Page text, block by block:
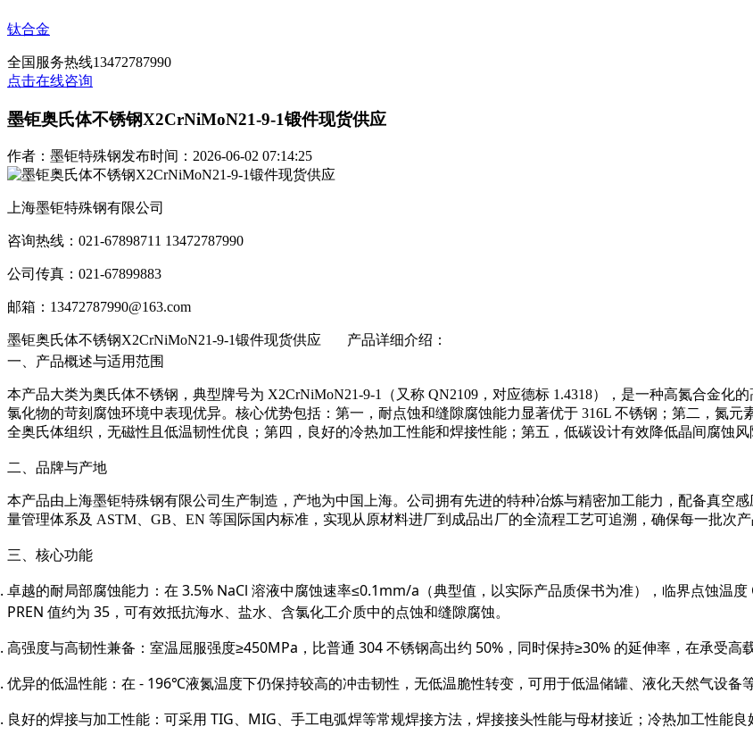
钛合金
全国服务热线13472787990
点击在线咨询
墨钜奥氏体不锈钢X2CrNiMoN21-9-1锻件现货供应
作者：墨钜特殊钢发布时间：2026-06-02 07:14:25
上海墨钜特殊钢有限公司
咨询热线：021-67898711 13472787990
公司传真：021-67899883
邮箱：13472787990@163.com
墨钜奥氏体不锈钢X2CrNiMoN21-9-1锻件现货供应 产品详细介绍：
一、产品概述与适用范围
本产品大类为奥氏体不锈钢，典型牌号为 X2CrNiMoN21-9-1（又称 QN2109，对应德标 1.4318），是一种高氮合金
氯化物的苛刻腐蚀环境中表现优异。核心优势包括：第一，耐点蚀和缝隙腐蚀能力显著优于 316L 不锈钢；第二，氮
全奥氏体组织，无磁性且低温韧性优良；第四，良好的冷热加工性能和焊接性能；第五，低碳设计有效降低晶间腐蚀风
二、品牌与产地
本产品由上海墨钜特殊钢有限公司生产制造，产地为中国上海。公司拥有先进的特种冶炼与精密加工能力，配备真空
量管理体系及 ASTM、GB、EN 等国际国内标准，实现从原材料进厂到成品出厂的全流程工艺可追溯，确保每一批次产
三、核心功能
卓越的耐局部腐蚀能力：在 3.5% NaCl 溶液中腐蚀速率≤0.1mm/a（典型值，以实际产品质保书为准），临界点蚀温
PREN 值约为 35，可有效抵抗海水、盐水、含氯化工介质中的点蚀和缝隙腐蚀。
高强度与高韧性兼备：室温屈服强度≥450MPa，比普通 304 不锈钢高出约 50%，同时保持≥30% 的延伸率，在承受高
优异的低温性能：在 - 196℃液氮温度下仍保持较高的冲击韧性，无低温脆性转变，可用于低温储罐、液化天然气设备等
良好的焊接与加工性能：可采用 TIG、MIG、手工电弧焊等常规焊接方法，焊接接头性能与母材接近；冷热加工性能良